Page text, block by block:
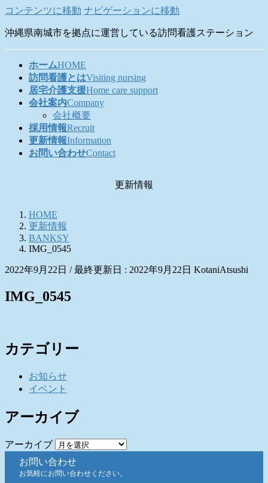
コンテンツに移動 ナビゲーションに移動
沖縄県南城市を拠点に運営している訪問看護ステーション
ホームHOME
訪問看護とはVisiting nursing
居宅介護支援Home care support
会社案内Company
会社概要
採用情報Recruit
更新情報Information
お問い合わせContact
更新情報
HOME
更新情報
BANKSY
IMG_0545
2022年9月22日 / 最終更新日 : 2022年9月22日 KotaniAtsushi
IMG_0545
カテゴリー
お知らせ
イベント
アーカイブ
アーカイブ
お問い合わせ
お気軽にお問い合わせください。